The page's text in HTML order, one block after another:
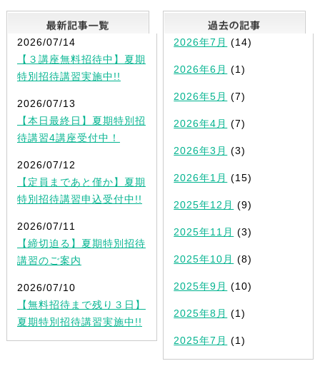
最新記事一覧
2026/07/14
【３講座無料招待中】夏期
特別招待講習実施中!!
2026/07/13
【本日最終日】夏期特別招
待講習4講座受付中！
2026/07/12
【定員まであと僅か】夏期
特別招待講習申込受付中!!
2026/07/11
【締切迫る】夏期特別招待
講習のご案内
2026/07/10
【無料招待まで残り３日】
夏期特別招待講習実施中!!
2026年7月 (14)
2026年6月 (1)
2026年5月 (7)
2026年4月 (7)
2026年3月 (3)
2026年1月 (15)
2025年12月 (9)
2025年11月 (3)
2025年10月 (8)
2025年9月 (10)
2025年8月 (1)
2025年7月 (1)